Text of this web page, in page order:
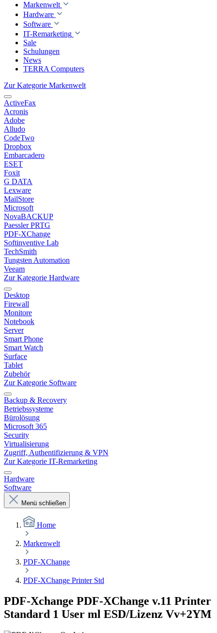
Markenwelt
Hardware
Software
IT-Remarketing
Sale
Schulungen
News
TERRA Computers
Zur Kategorie Markenwelt
ActiveFax
Acronis
Adobe
Alludo
CodeTwo
Dropbox
Embarcadero
ESET
Foxit
G DATA
Lexware
MailStore
Microsoft
NovaBACKUP
Paessler PRTG
PDF-XChange
Softinventive Lab
TechSmith
Tungsten Automation
Veeam
Zur Kategorie Hardware
Desktop
Firewall
Monitore
Notebook
Server
Smart Phone
Smart Watch
Surface
Tablet
Zubehör
Zur Kategorie Software
Backup & Recovery
Betriebssysteme
Bürolösung
Microsoft 365
Security
Virtualisierung
Zugriff, Authentifizierung & VPN
Zur Kategorie IT-Remarketing
Hardware
Software
Menü schließen
Home
Markenwelt
PDF-XChange
PDF-XChange Printer Std
PDF-Xchange PDF-XChange v.11 Printer
Standard 1 User ml ESD/Lizenz Vv+2YM